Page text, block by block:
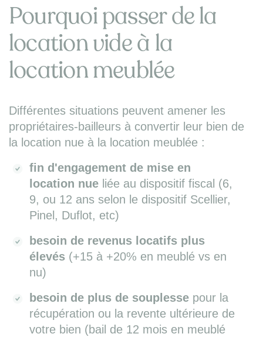
Pourquoi passer de la
location vide à la
location meublée
Différentes situations peuvent amener les
propriétaires-bailleurs à convertir leur bien de
la location nue à la location meublée :
fin d'engagement de mise en
location nue liée au dispositif fiscal (6,
9, ou 12 ans selon le dispositif Scellier,
Pinel, Duflot, etc)
besoin de revenus locatifs plus
élevés (+15 à +20% en meublé vs en
nu)
besoin de plus de souplesse pour la
récupération ou la revente ultérieure de
votre bien (bail de 12 mois en meublé